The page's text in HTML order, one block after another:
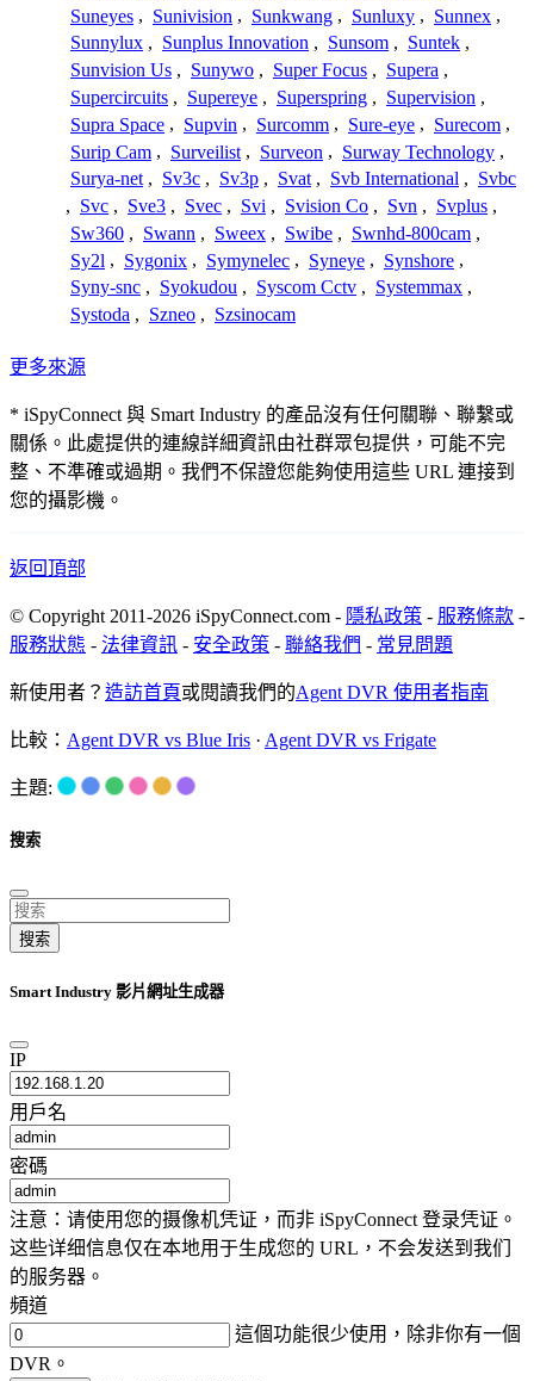
Suneyes , Sunivision , Sunkwang , Sunluxy , Sunnex ,
Sunnylux , Sunplus Innovation , Sunsom , Suntek ,
Sunvision Us , Sunywo , Super Focus , Supera ,
Supercircuits , Supereye , Superspring , Supervision ,
Supra Space , Supvin , Surcomm , Sure-eye , Surecom ,
Surip Cam , Surveilist , Surveon , Surway Technology ,
Surya-net , Sv3c , Sv3p , Svat , Svb International , Svbc
, Svc , Sve3 , Svec , Svi , Svision Co , Svn , Svplus ,
Sw360 , Swann , Sweex , Swibe , Swnhd-800cam ,
Sy2l , Sygonix , Symynelec , Syneye , Synshore ,
Syny-snc , Syokudou , Syscom Cctv , Systemmax ,
Systoda , Szneo , Szsinocam
更多來源
* iSpyConnect 與 Smart Industry 的產品沒有任何關聯、聯繫或
關係。此處提供的連線詳細資訊由社群眾包提供，可能不完
整、不準確或過期。我們不保證您能夠使用這些 URL 連接到
您的攝影機。
返回頂部
© Copyright 2011-2026 iSpyConnect.com - 隱私政策 - 服務條款 -
服務狀態 - 法律資訊 - 安全政策 - 聯絡我們 - 常見問題
新使用者？ 造訪首頁或閱讀我們的Agent DVR 使用者指南
比較： Agent DVR vs Blue Iris · Agent DVR vs Frigate
主題:
搜索
搜索
Smart Industry 影片網址生成器
IP
用戶名
密碼
注意：请使用您的摄像机凭证，而非 iSpyConnect 登录凭证。
这些详细信息仅在本地用于生成您的 URL，不会发送到我们
的服务器。
頻道
這個功能很少使用，除非你有一個
DVR。